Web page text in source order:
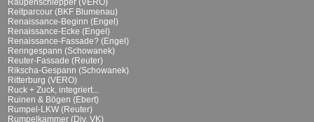
Raupenschlepper (VERO)
Reitparcour (BKF Blumenau)
Renaissance-Beginn (Engel)
Renaissance-Ecke (Engel)
Renaissance-Fassade? (Engel)
Renngespann (Schowanek)
Reuter-Fassade (Reuter)
Rikscha-Gespann (Schowanek)
Ritterburg (VERO)
Ruck + Zuck, integriert...
Ruinen & Bögen (Ebert)
Rumpel-LKW (Reuter)
Rumpelkammer (Div. VK)